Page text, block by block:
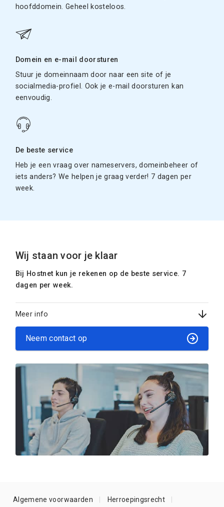
hoofddomein. Geheel kosteloos.
Domein en e-mail doorsturen
Stuur je domeinnaam door naar een site of je
socialmedia-profiel. Ook je e-mail doorsturen kan
eenvoudig.
De beste service
Heb je een vraag over nameservers, domeinbeheer of
iets anders? We helpen je graag verder! 7 dagen per
week.
Wij staan voor je klaar
Bij Hostnet kun je rekenen op de beste service. 7
dagen per week.
Meer info
Neem contact op
Algemene voorwaarden Herroepingsrecht